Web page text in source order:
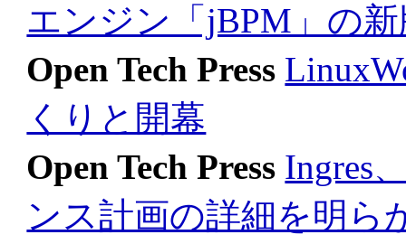
エンジン「jBPM」の
Open Tech Press
くりと開幕
Open Tech Press Ingres
ンス計画の詳細を明ら